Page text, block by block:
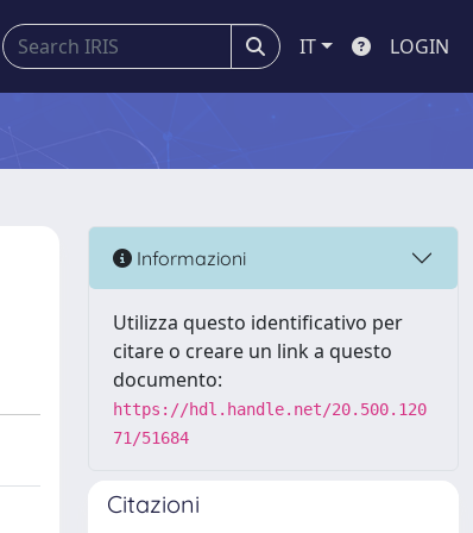
IT LOGIN
Informazioni
Utilizza questo identificativo per
citare o creare un link a questo
documento:
https://hdl.handle.net/20.500.120
71/51684
Citazioni